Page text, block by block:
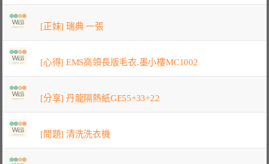
[正妹] 瑞典 一張
[心得] EMS高領長版毛衣.墨小樓MC1002
[分享] 丹龍隔熱紙GE55+33+22
[問題] 清洗洗衣機